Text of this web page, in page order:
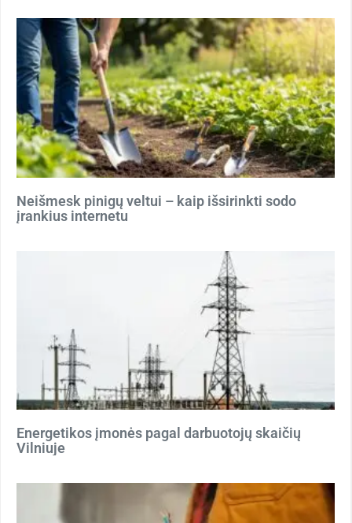
Neišmesk pinigų veltui – kaip išsirinkti sodo
įrankius internetu
Energetikos įmonės pagal darbuotojų skaičių
Vilniuje